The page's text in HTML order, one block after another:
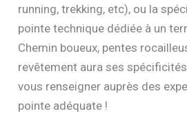
running, trekking, etc), ou la
pointe technique dédiée à un
Chemin boueux, pentes
revêtement aura ses
vous renseigner auprès des
pointe adéquate !